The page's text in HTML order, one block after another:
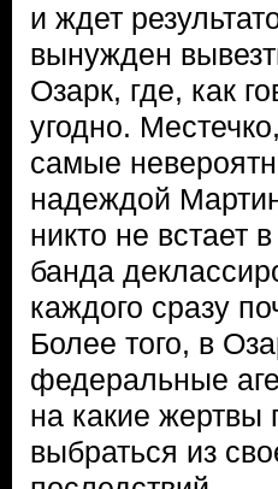
и ждет
вынужден
Озарк, где, как
угодно.
самые
надеждой
никто не встает
банда
каждого сразу
Более того, в
федеральные
на какие жертвы
выбраться из